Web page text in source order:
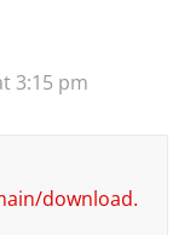
folder mana sama
3:15 pm
download.